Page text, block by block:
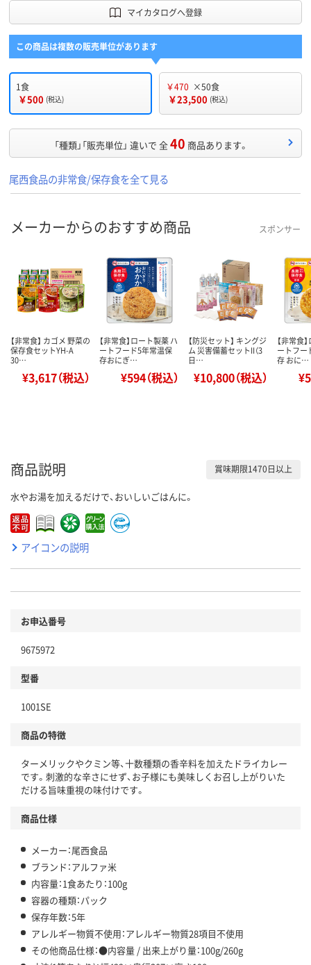
マイカタログへ登録
この商品は複数の販売単位があります
1食
￥500 (税込)
￥470 ×50食
￥23,500 (税込)
「種類」「販売単位」 違いで 全40 商品あります。
尾西食品の非常食/保存食を全て見る
メーカーからのおすすめ商品 スポンサー
【非常食】 カゴメ 野菜の
保存食セットYH-A
30…
¥3,617（税込）
【非常食】ロート製薬 ハ
ートフード5年常温保
存おにぎ…
¥594（税込）
【防災セット】 キングジ
ム 災害備蓄セットII（3
日…
¥10,800（税込）
【非常食
ートフー
存 おに…
商品説明 賞味期限1470日以上
水やお湯を加えるだけで、おいしいごはんに。
アイコンの説明
お申込番号
9675972
型番
1001SE
商品の特徴
ターメリックやクミン等、十数種類の香辛料を加えたドライカレー
です。刺激的な辛さにせず、お子様にも美味しくお召し上がりいた
だける旨味重視の味付けです。
商品仕様
メーカー：尾西食品
ブランド：アルファ米
内容量：1食あたり：100g
容器の種類：パック
保存年数：5年
アレルギー物質不使用：アレルギー物質28項目不使用
その他商品仕様：●内容量 / 出来上がり量：100g/260g